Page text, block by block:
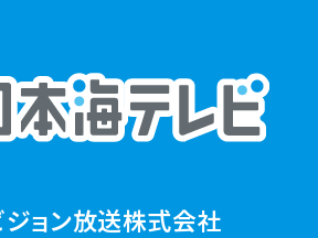
ョン放送株式会社